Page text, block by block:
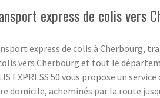
express de colis vers
express de colis à Cherbourg,
vers Cherbourg et tout le
EXPRESS 50 vous propose un
domicile, acheminés par la route